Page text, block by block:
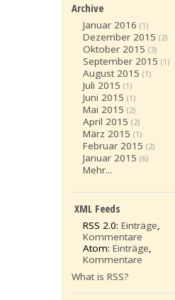
Archive
Januar 2016 (1)
Dezember 2015 (2)
Oktober 2015 (3)
September 2015 (1)
August 2015 (1)
Juli 2015 (1)
Juni 2015 (1)
Mai 2015 (2)
April 2015 (2)
März 2015 (1)
Februar 2015 (2)
Januar 2015 (6)
Mehr...
XML Feeds
RSS 2.0:Einträge,
Kommentare
Atom:Einträge,
Kommentare
What is RSS?